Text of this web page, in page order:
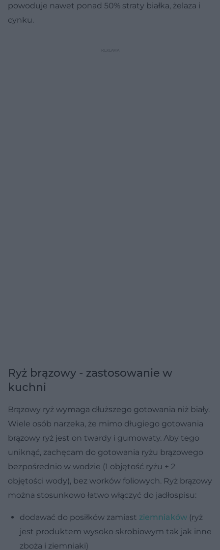
powoduje nawet ponad 50% straty białka, żelaza i
cynku.
Ryż brązowy - zastosowanie w
kuchni
Brązowy ryż wymaga dłuższego gotowania niż biały.
Wiele osób narzeka, że mimo długiego gotowania
brązowy ryż jest on twardy i gumowaty. Aby tego
uniknąć, zachęcam do gotowania ryżu brązowego
bezpośrednio w wodzie (1 objętość ryżu + 2
objętości wody), bez worków foliowych. Ryż brązowy
można stosunkowo łatwo włączyć do jadłospisu:
dodawać do posiłków zamiast ziemniaków (ryż
jest produktem wysoko skrobiowym tak jak inne
zboża i ziemniaki)